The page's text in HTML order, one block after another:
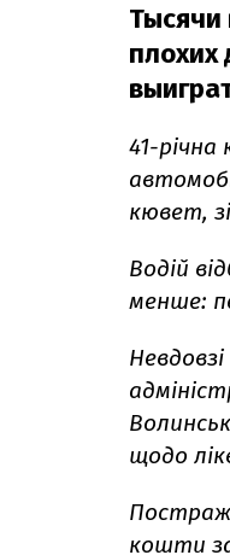
Тысячи
плохих
41-
кювет,
Водій
менше:
щодо
кошти